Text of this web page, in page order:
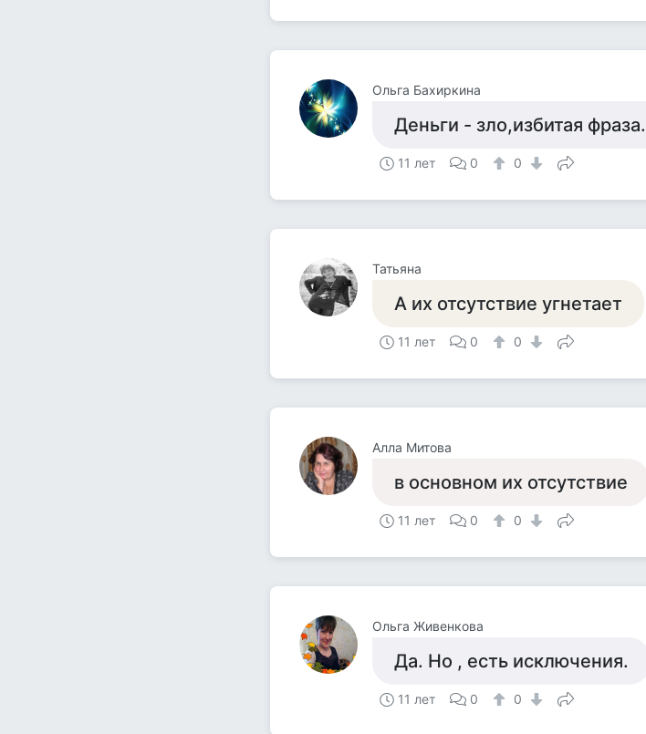
Ольга Бахиркина
Деньги - зло,избитая фраза.
11 лет 0 0
Татьяна
А их отсутствие угнетает
11 лет 0 0
Алла Митова
в основном их отсутствие
11 лет 0 0
Ольга Живенкова
Да. Но , есть исключения.
11 лет 0 0